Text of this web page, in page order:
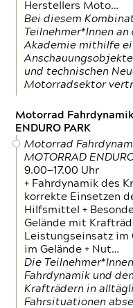
Herstellers Moto…
Bei diesem
Teilnehmer*Innen
Akademie mithilfe
und technischen
Motorradsektor
Motorrad
ENDURO PARK
Motorrad
MOTORRAD
9.00—17.00 Uhr
+ Fahrdynamik des
korrekte Einsetzen
Hilfsmittel +
Gelände mit
Leistungseinsatz im
im Gelände + Nut…
Die
Fahrdynamik und
Krafträdern in
Fahrsituationen